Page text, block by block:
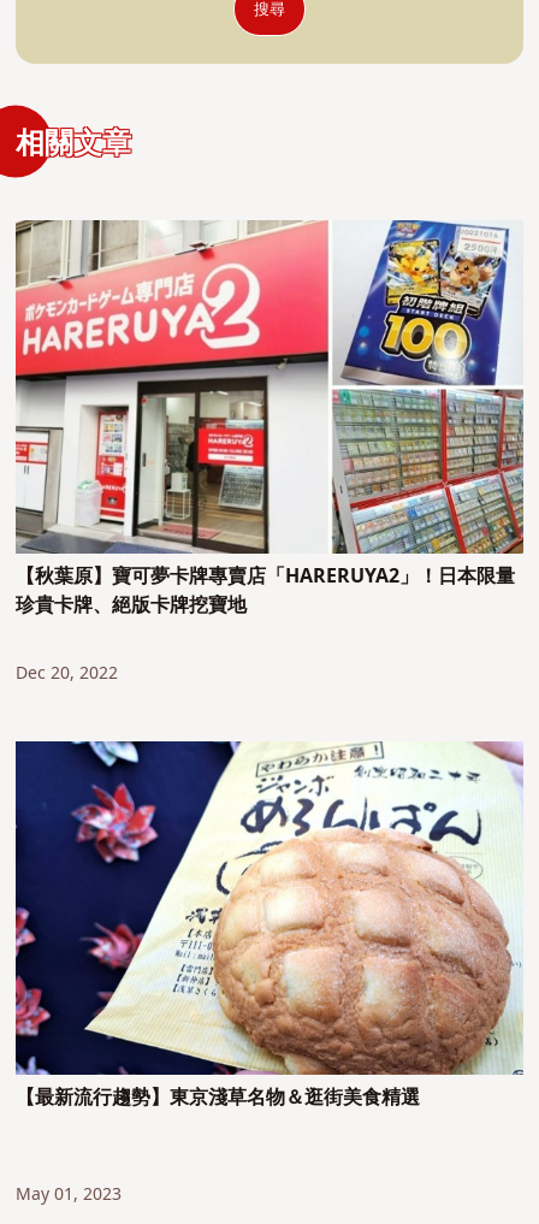
搜尋
相關文章
【秋葉原】寶可夢卡牌專賣店「HARERUYA2」！日本限量
珍貴卡牌、絕版卡牌挖寶地
Dec 20, 2022
【最新流行趨勢】東京淺草名物＆逛街美食精選
May 01, 2023